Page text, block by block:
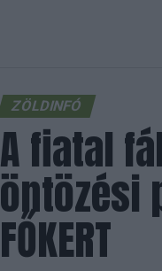
ZÖLDINFÓ
A fiatal
öntözési
FŐKERT